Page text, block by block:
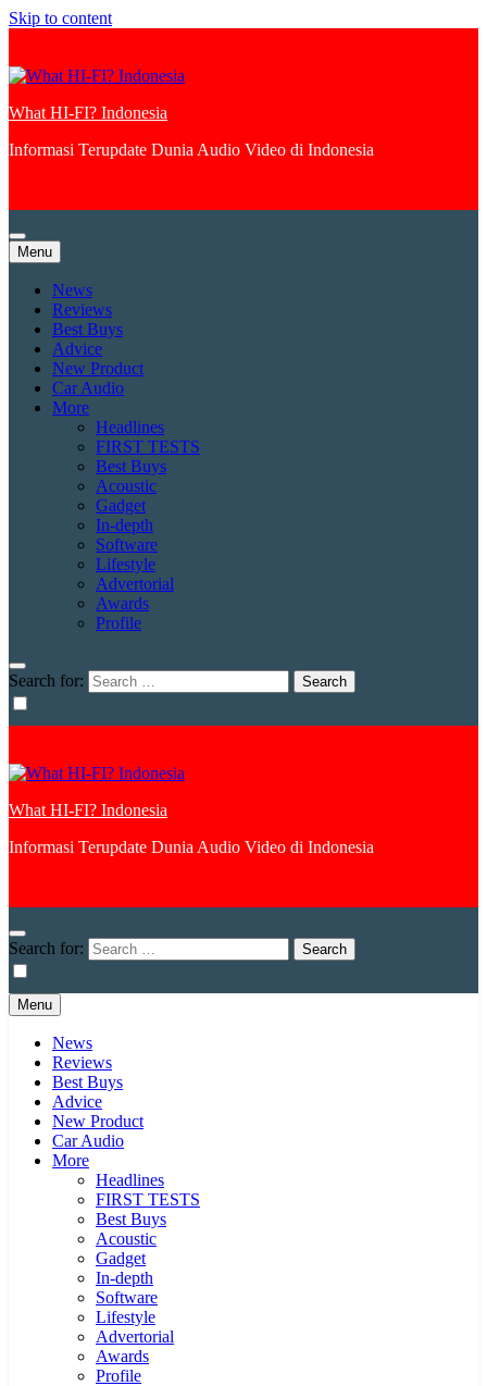
Skip to content
What HI-FI? Indonesia
Informasi Terupdate Dunia Audio Video di Indonesia
Menu
News
Reviews
Best Buys
Advice
New Product
Car Audio
More
Headlines
FIRST TESTS
Best Buys
Acoustic
Gadget
In-depth
Software
Lifestyle
Advertorial
Awards
Profile
Search for:
What HI-FI? Indonesia
Informasi Terupdate Dunia Audio Video di Indonesia
Search for:
Menu
News
Reviews
Best Buys
Advice
New Product
Car Audio
More
Headlines
FIRST TESTS
Best Buys
Acoustic
Gadget
In-depth
Software
Lifestyle
Advertorial
Awards
Profile